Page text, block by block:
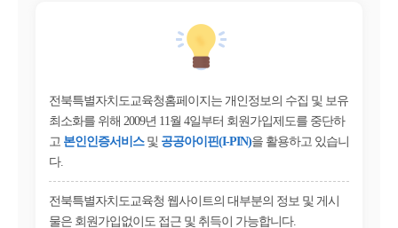
전북특별자치도교육청홈페이지는 개인정보의 수집 및 보유
최소화를 위해 2009년 11월 4일부터 회원가입제도를 중단하
고 본인인증서비스 및 공공아이핀(I-PIN)을 활용하고 있습니
다.
전북특별자치도교육청 웹사이트의 대부분의 정보 및 게시
물은 회원가입없이도 접근 및 취득이 가능합니다.